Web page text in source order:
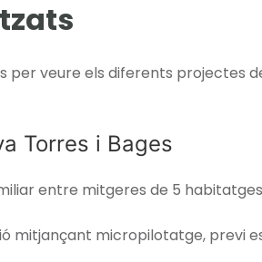
per veure els diferents projectes
Torres i Bages
entre mitgeres de 5
mitjançant micropilotatge, previ